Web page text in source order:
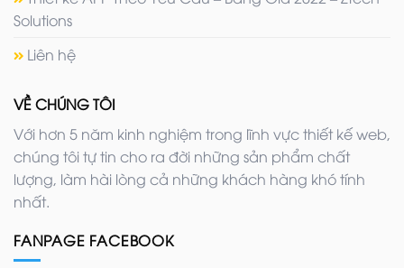
Solutions
Liên hệ
VỀ CHÚNG TÔI
Với hơn 5 năm kinh nghiệm trong lĩnh vực thiết kế web,
chúng tôi tự tin cho ra đời những sản phẩm chất
lượng, làm hài lòng cả những khách hàng khó tính
nhất.
FANPAGE FACEBOOK